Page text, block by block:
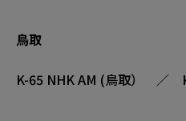
鳥取
K-65 NHK AM (鳥取） ／